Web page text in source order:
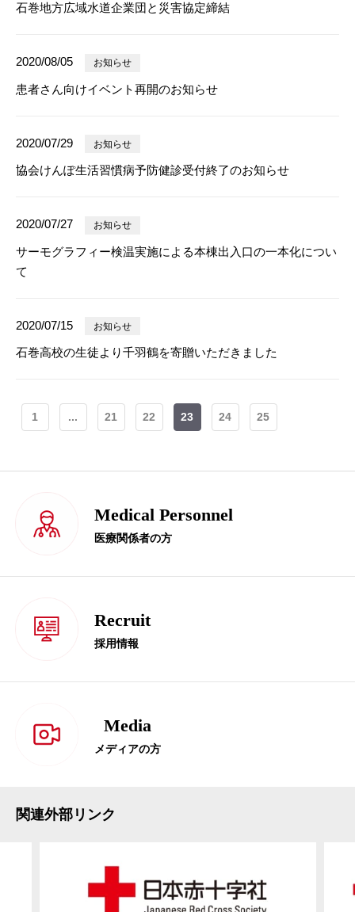
石巻地方広域水道企業団と災害協定締結
2020/08/05 お知らせ
患者さん向けイベント再開のお知らせ
2020/07/29 お知らせ
協会けんぽ生活習慣病予防健診受付終了のお知らせ
2020/07/27 お知らせ
サーモグラフィー検温実施による本棟出入口の一本化につい
て
2020/07/15 お知らせ
石巻高校の生徒より千羽鶴を寄贈いただきました
1 ... 21 22 23 24 25
Medical Personnel
医療関係者の方
Recruit
採用情報
Media
メディアの方
関連外部リンク